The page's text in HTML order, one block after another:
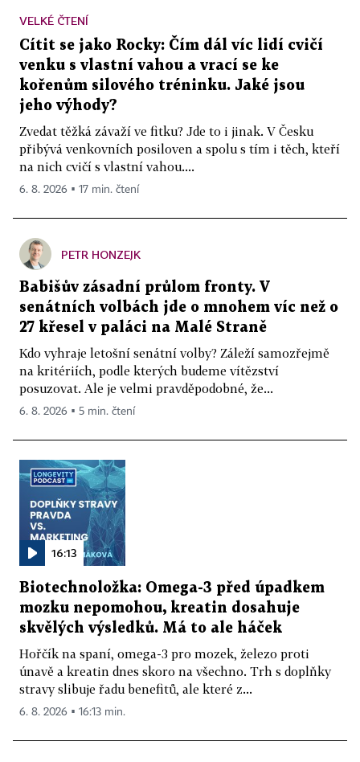
VELKÉ ČTENÍ
Cítit se jako Rocky: Čím dál víc lidí cvičí
venku s vlastní vahou a vrací se ke
kořenům silového tréninku. Jaké jsou
jeho výhody?
Zvedat těžká závaží ve fitku? Jde to i jinak. V Česku
přibývá venkovních posiloven a spolu s tím i těch, kteří
na nich cvičí s vlastní vahou....
6. 8. 2026 ▪ 17 min. čtení
PETR HONZEJK
Babišův zásadní průlom fronty. V
senátních volbách jde o mnohem víc než o
27 křesel v paláci na Malé Straně
Kdo vyhraje letošní senátní volby? Záleží samozřejmě
na kritériích, podle kterých budeme vítězství
posuzovat. Ale je velmi pravděpodobné, že...
6. 8. 2026 ▪ 5 min. čtení
16:13
Biotechnoložka: Omega-3 před úpadkem
mozku nepomohou, kreatin dosahuje
skvělých výsledků. Má to ale háček
Hořčík na spaní, omega-3 pro mozek, železo proti
únavě a kreatin dnes skoro na všechno. Trh s doplňky
stravy slibuje řadu benefitů, ale které z...
6. 8. 2026 ▪ 16:13 min.